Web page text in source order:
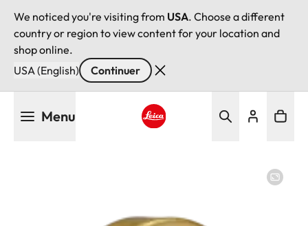
We noticed you're visiting from USA. Choose a different
country or region to view content for your location and
shop online.
USA (English)
Continuer
Menu